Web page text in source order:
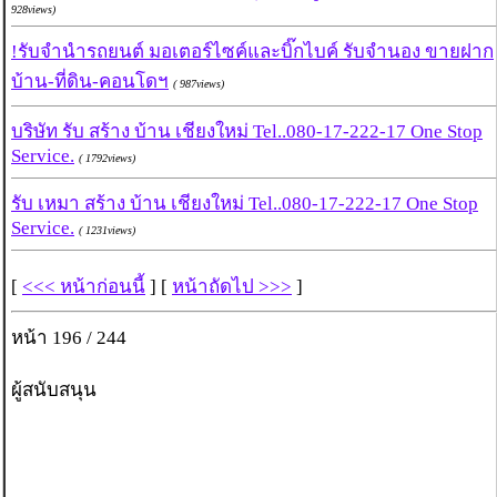
928views)
!รับจำนำรถยนต์ มอเตอร์ไซค์และบิ๊กไบค์ รับจำนอง ขายฝาก
บ้าน-ที่ดิน-คอนโดฯ ( 987views)
บริษัท รับ สร้าง บ้าน เชียงใหม่ Tel..080-17-222-17 One Stop
Service. ( 1792views)
รับ เหมา สร้าง บ้าน เชียงใหม่ Tel..080-17-222-17 One Stop
Service. ( 1231views)
[ <<< หน้าก่อนนี้ ] [ หน้าถัดไป >>> ]
หน้า 196 / 244
ผู้สนับสนุน